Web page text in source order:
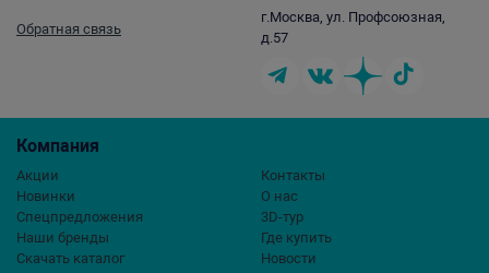
Компания
Акции
Новинки
Спецпредложения
Наши бренды
Скачать каталог
Контакты
О нас
3D-тур
Где купить
Новости
Обратная связь
г.Москва, ул. Профсоюзная,
д.57